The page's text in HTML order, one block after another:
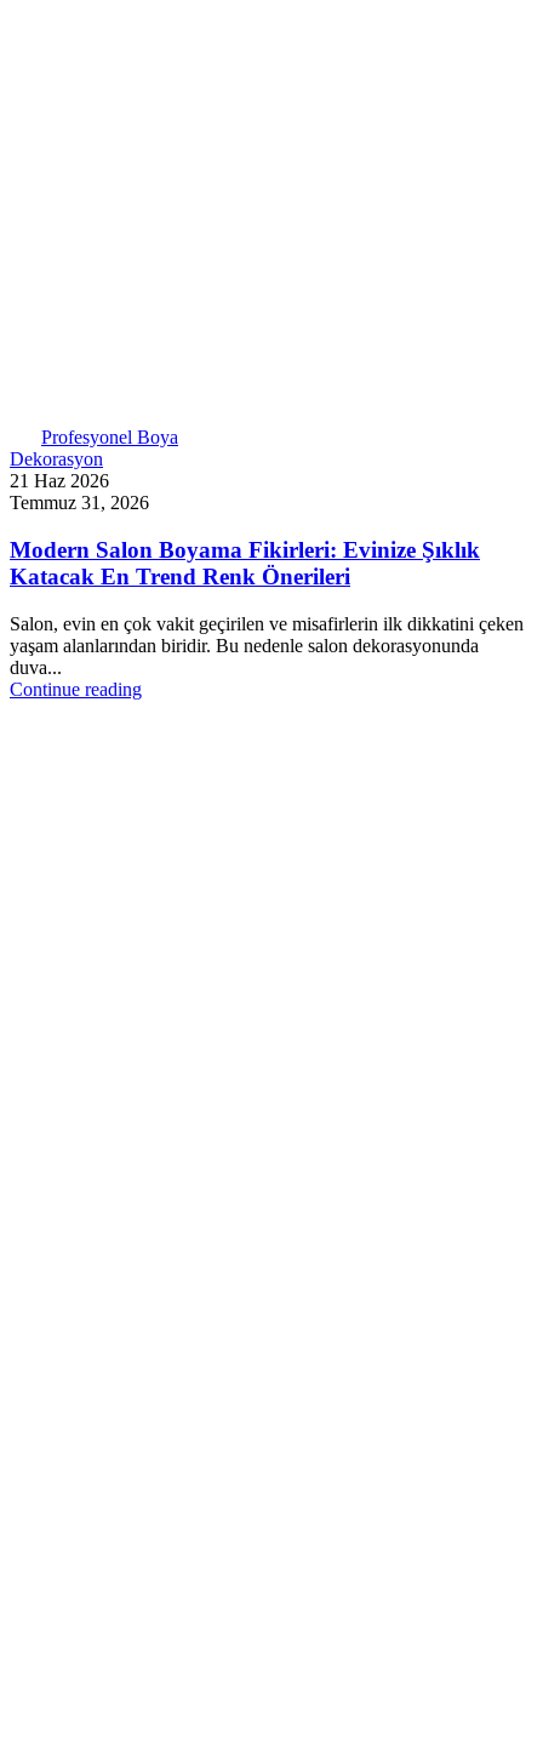
Profesyonel Boya
Dekorasyon
21 Haz 2026
Temmuz 31, 2026
Modern Salon Boyama Fikirleri: Evinize Şıklık
Katacak En Trend Renk Önerileri
Salon, evin en çok vakit geçirilen ve misafirlerin ilk dikkatini çeken
yaşam alanlarından biridir. Bu nedenle salon dekorasyonunda
duva...
Continue reading